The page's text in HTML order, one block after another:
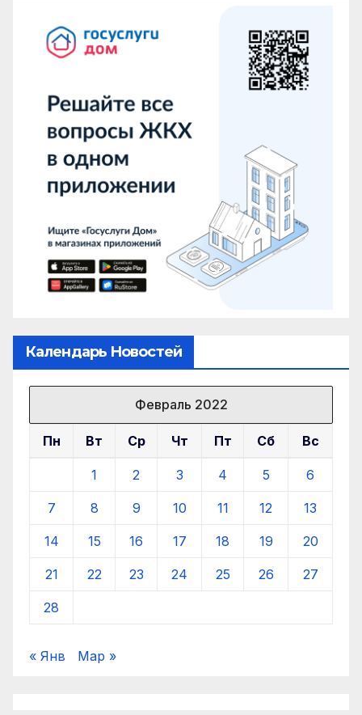
Календарь Новостей
Февраль 2022
Пн Вт Ср Чт Пт Сб Вс
1 2 3 4 5 6
7 8 9 10 11 12 13
14 15 16 17 18 19 20
21 22 23 24 25 26 27
28
« Янв Мар »